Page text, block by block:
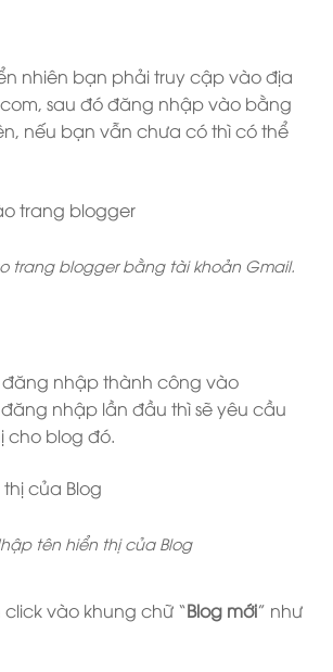
nhiên bạn phải truy cập vào địa
sau đó đăng nhập vào bằng
nếu bạn vẫn chưa có thì có thể
trang blogger bằng tài khoản Gmail.
đăng nhập thành công vào
nhập lần đầu thì sẽ yêu cầu
cho blog đó.
tên hiển thị của Blog
vào khung chữ “Blog mới” như